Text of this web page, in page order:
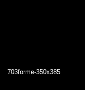
703forme-350x385